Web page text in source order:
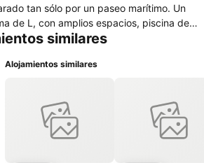
tan sólo por un paseo marítimo. Un
de L, con amplios espacios, piscina de
durante la temporada de invierno, además
perfecto para que disfrutes plenamente
primera línea de la Playa de Troya, en
de los centros turísticos más renombrados
Troya ahora perteneciente a la cadena
similares
Alojamientos similares